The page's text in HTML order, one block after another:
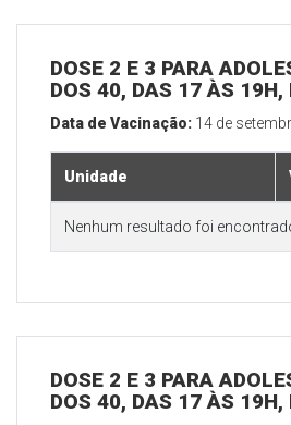
DOSE 2 E 3 PARA
DOS 40, DAS 17 ÀS 19H,
Data de Vacinação: 14 de
Unidade
Nenhum resultado foi
DOSE 2 E 3 PARA
DOS 40, DAS 17 ÀS 19H,